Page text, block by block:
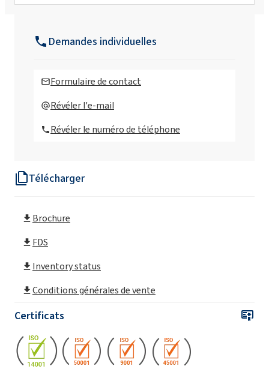
Télécharger
Brochure
FDS
Inventory status
Conditions générales de vente
Certificats
Roflex T120
Demandes individuelles
Formulaire de contact
Révéler l'e-mail
Révéler le numéro de téléphone